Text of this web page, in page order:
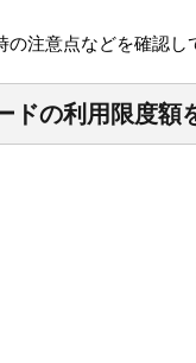
注意点などを確認し
ドの利用限度額